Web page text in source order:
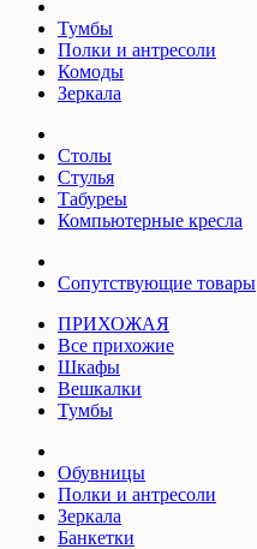
Тумбы
Полки и антресоли
Комоды
Зеркала
Столы
Стулья
Табуреы
Компьютерные кресла
Сопутствующие товары
ПРИХОЖАЯ
Все прихожие
Шкафы
Вешкалки
Тумбы
Обувницы
Полки и антресоли
Зеркала
Банкетки